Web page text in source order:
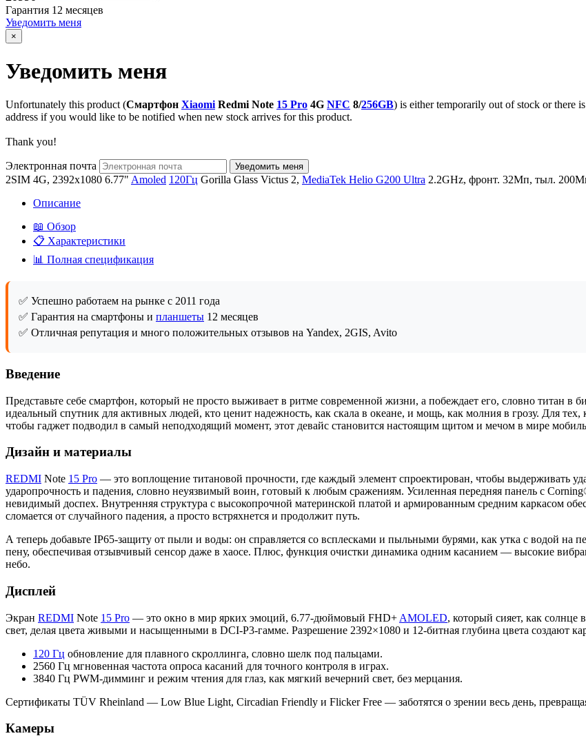
Гарантия 12 месяцев
Уведомить меня
×
Уведомить меня
Unfortunately this product (Смартфон Xiaomi Redmi Note 15 Pro 4G NFC 8/256GB) is either temporarily out of stock or there
address if you would like to be notified when new stock arrives for this product.
Thank you!
Электронная почта
2SIM 4G, 2392x1080 6.77" Amoled 120Гц Gorilla Glass Victus 2, MediaTek Helio G200 Ultra 2.2GHz, фронт. 32Мп, тыл.
Описание
📖 Обзор
📋 Характеристики
📊 Полная спецификация
✅ Успешно работаем на рынке с 2011 года
✅ Гарантия на смартфоны и планшеты 12 месяцев
✅ Отличная репутация и много положительных отзывов на Yandex, 2GIS, Avito
Введение
Представьте себе смартфон, который не просто выживает в ритме современной жизни, а побеждает его, словно титан в
идеальный спутник для активных людей, кто ценит надежность, как скала в океане, и мощь, как молния в грозу. Для
чтобы гаджет подводил в самый неподходящий момент, этот девайс становится настоящим щитом и мечом в мире
Дизайн и материалы
REDMI Note 15 Pro — это воплощение титановой прочности, где каждый элемент спроектирован, чтобы выдерживать
ударопрочность и падения, словно неуязвимый воин, готовый к любым сражениям. Усиленная передняя панель с
невидимый доспех. Внутренняя структура с высокопрочной материнской платой и армированным средним каркасом
сломается от случайного падения, а просто встряхнется и продолжит путь.
А теперь добавьте IP65-защиту от пыли и воды: он справляется со всплесками и пыльными бурями, как утка с водой на
пену, обеспечивая отзывчивый сенсор даже в хаосе. Плюс, функция очистки динамика одним касанием — высокие
небо.
Дисплей
Экран REDMI Note 15 Pro — это окно в мир ярких эмоций, 6.77-дюймовый FHD+ AMOLED, который сияет, как солнце
свет, делая цвета живыми и насыщенными в DCI-P3-гамме. Разрешение 2392×1080 и 12-битная глубина цвета создают
120 Гц обновление для плавного скроллинга, словно шелк под пальцами.
2560 Гц мгновенная частота опроса касаний для точного контроля в играх.
3840 Гц PWM-димминг и режим чтения для глаз, как мягкий вечерний свет, без мерцания.
Сертификаты TÜV Rheinland — Low Blue Light, Circadian Friendly и Flicker Free — заботятся о зрении весь день,
Камеры